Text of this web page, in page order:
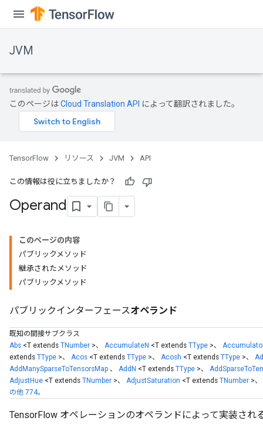
JVM
このページはCloud Translation API によって翻訳されました。
TensorFlow リソース JVM API
この情報は役に立ちましたか？
Operand
このページの内容
パブリックメソッド
継承されたメソッド
パブリックメソッド
パブリックインターフェースオペランド
既知の間接サブクラス
Abs <T extends TNumber >、 AccumulateN <T extends TType >、
extends TType >、 Acos <T extends TType >、 Acosh <T extends TType >、
AddManySparseToTensorsMap 、 AddN <T extends TType >、
AdjustHue <T extends TNumber >、 AdjustSaturation <T extends TNumber >、
の他 774。
TensorFlow オペレーションのオペランドによって実装され